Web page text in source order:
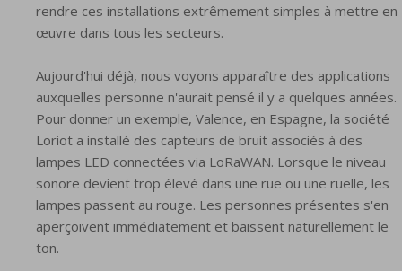
rendre ces installations extrêmement simples à mettre en
œuvre dans tous les secteurs.
Aujourd'hui déjà, nous voyons apparaître des applications
auxquelles personne n'aurait pensé il y a quelques années.
Pour donner un exemple, Valence, en Espagne, la société
Loriot a installé des capteurs de bruit associés à des
lampes LED connectées via LoRaWAN. Lorsque le niveau
sonore devient trop élevé dans une rue ou une ruelle, les
lampes passent au rouge. Les personnes présentes s'en
aperçoivent immédiatement et baissent naturellement le
ton.